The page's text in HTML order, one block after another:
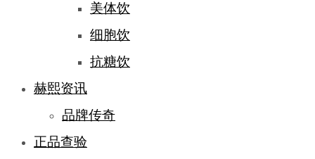
美体饮
细胞饮
抗糖饮
赫熙资讯
品牌传奇
正品查验